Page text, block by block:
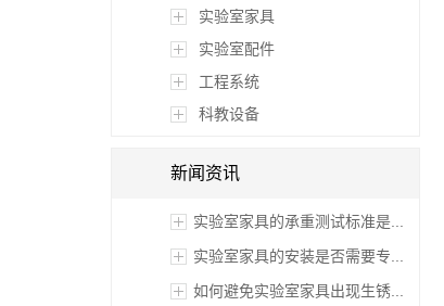
实验室家具
实验室配件
工程系统
科教设备
新闻资讯
实验室家具的承重测试标准是...
实验室家具的安装是否需要专...
如何避免实验室家具出现生锈...